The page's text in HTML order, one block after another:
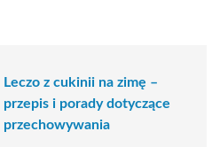
Leczo z cukinii na zimę –
przepis i porady dotyczące
przechowywania